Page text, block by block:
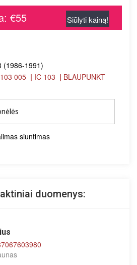
€55 Siūlyti kainą!
(1986-1991)
005 | IC 103 | BLAUPUNKT
siuntimas
duomenys: